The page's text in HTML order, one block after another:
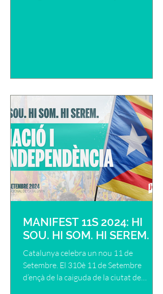
MANIFEST 11S 2024: HI
SOU. HI SOM. HI SEREM.
Catalunya celebra un nou 11 de
Setembre. El 310è 11 de Setembre
d’ençà de la caiguda de la ciutat de